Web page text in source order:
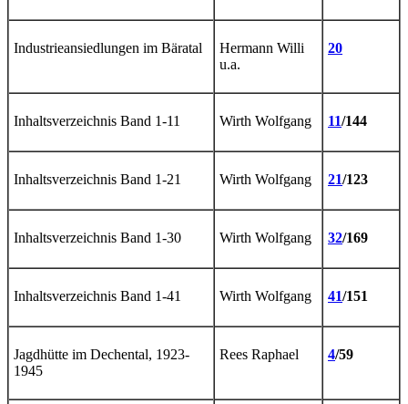
Industrieansiedlungen im Bäratal
Hermann Willi
u.a.
20
Inhaltsverzeichnis Band 1-11 Wirth Wolfgang 11/144
Inhaltsverzeichnis Band 1-21 Wirth Wolfgang 21/123
Inhaltsverzeichnis Band 1-30 Wirth Wolfgang 32/169
Inhaltsverzeichnis Band 1-41 Wirth Wolfgang 41/151
Jagdhütte im Dechental, 1923-
1945
Rees Raphael 4/59